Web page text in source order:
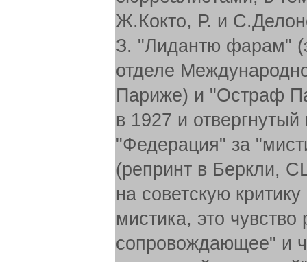
Ж.Кокто, Р. и
З. "Лидантю фарам"
отделе
Париже) и "Остраф
в 1927 и
"Федерация" за
(репринт в Беркли,
на советскую
мистика, это
сопровождающее" и